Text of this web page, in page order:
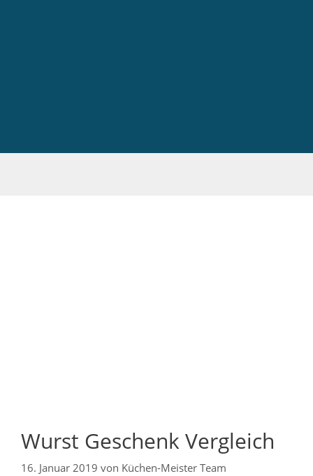
Wurst Geschenk Vergleich
16. Januar 2019 von Küchen-Meister Team